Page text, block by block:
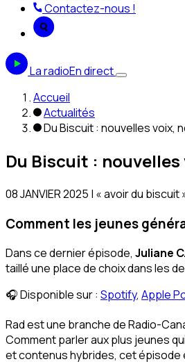
Contactez-nous !
La radioEn direct
Accueil
Actualités
Du Biscuit : nouvelles voix,
Du Biscuit :
08 JANVIER 2025 | « avoir du
Comment les jeunes
Dans ce dernier épisode, Juliane
taillé une place de choix dans les
🎧 Disponible sur : Spotify, Apple
Rad est une branche de Radio-
Comment parler aux plus jeunes
et contenus hybrides, cet épisode